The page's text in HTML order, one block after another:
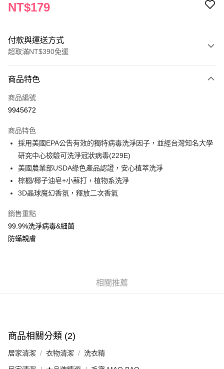
NT$179
付款與運送方式
超取滿NT$390免運
POYA支付
信用卡一次付款
LINE Pay
Apple Pay
街口支付
悠遊付
Google Pay
１．簡單：不需註冊會員、不需綁卡、不需儲值。
結帳頁面，進行簡訊認證並確認金額後，即可完成結帳。
３．收到繳費通知簡訊後14天內，點擊此簡訊中的連結，可透過四大超商／
ATM／網路銀行／等多元方式進行付款，方視為交易完成。
付款後全家取貨
每筆NT$65，滿NT$390(含以上)免運費
商品特色
商品編號
9945672
商品特色
採用美國EPA公告有效的獨特病毒洗淨因子，並經台灣知名大學
研究中心檢驗可洗淨冠狀病毒(229E)
美國農業部USDA綠色產品認證，安心植萃洗淨
棕櫚/椰子油皂+小蘇打，植物系洗淨
3D晶球魔幻香氛，釋放二次香氣
銷售重點
99.9%洗淨病毒&細菌
防蟎親膚
相關推薦
商品相關分類 (2)
居家清潔 衣物清潔 洗衣精